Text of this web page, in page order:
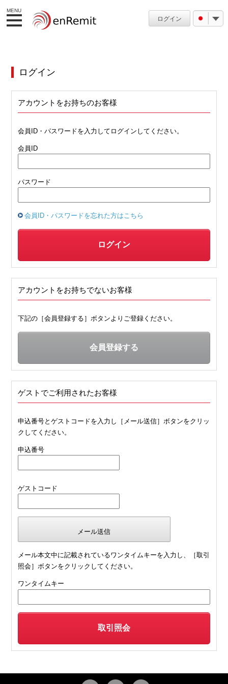
MENU
ログイン
ログイン
アカウントをお持ちのお客様
会員ID・パスワードを入力してログインしてください。
会員ID
パスワード
会員ID・パスワードを忘れた方はこちら
アカウントをお持ちでないお客様
下記の［会員登録する］ボタンよりご登録ください。
ゲストでご利用されたお客様
申込番号とゲストコードを入力し［メール送信］ボタンをクリッ
クしてください。
申込番号
ゲストコード
メール本文中に記載されているワンタイムキーを入力し、［取引
照会］ボタンをクリックしてください。
ワンタイムキー